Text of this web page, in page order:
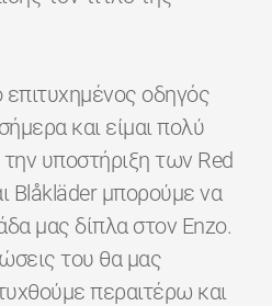
επιτυχημένος οδηγός
και είμαι πολύ
υποστήριξη των Red
Blåkläder μπορούμε να
μας δίπλα στον Enzo.
του θα μας
περαιτέρω και